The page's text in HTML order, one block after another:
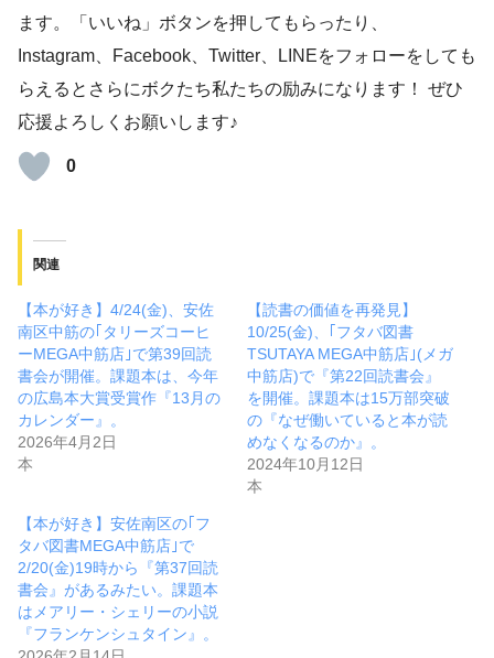
ます。「いいね」ボタンを押してもらったり、
Instagram、Facebook、Twitter、LINEをフォローをしても
らえるとさらにボクたち私たちの励みになります！ ぜひ
応援よろしくお願いします♪
0
関連
【本が好き】4/24(金)、安佐
南区中筋の｢タリーズコーヒ
ーMEGA中筋店｣で第39回読
書会が開催。課題本は、今年
の広島本大賞受賞作『13月の
カレンダー』。
2026年4月2日
本
【読書の価値を再発見】
10/25(金)、｢フタバ図書
TSUTAYA MEGA中筋店｣(メガ
中筋店)で『第22回読書会』
を開催。課題本は15万部突破
の『なぜ働いていると本が読
めなくなるのか』。
2024年10月12日
本
【本が好き】安佐南区の｢フ
タバ図書MEGA中筋店｣で
2/20(金)19時から『第37回読
書会』があるみたい。課題本
はメアリー・シェリーの小説
『フランケンシュタイン』。